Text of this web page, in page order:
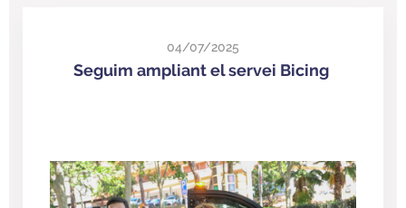
04/07/2025
Seguim ampliant el servei Bicing